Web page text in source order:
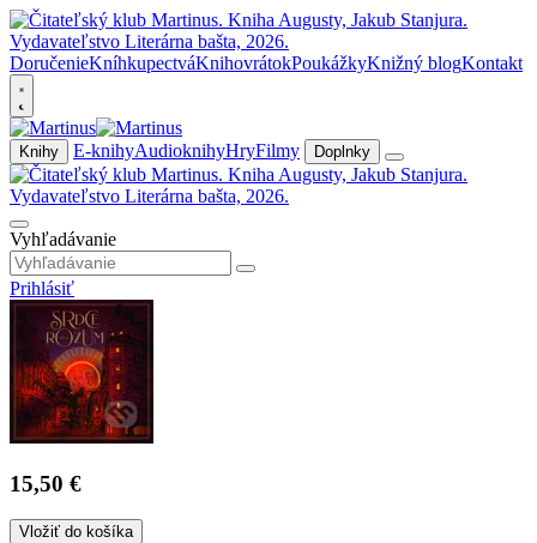
DoručenieKníhkupectváKnihovrátokPoukážkyKnižný blogKontakt
Knihy E-knihyAudioknihyHryFilmy Doplnky
Vyhľadávanie
Prihlásiť
15,50 €
Vložiť do košíka